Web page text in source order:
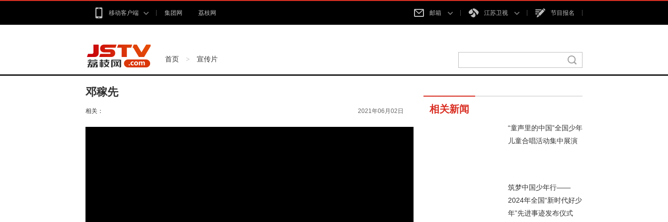
移动客户端 集团网 荔枝网 邮箱 江苏卫视 节目报名
首页 > 宣传片
邓稼先
相关： 2021年06月02日 相关新闻
“童声里的中国”全国少年
儿童合唱活动集中展演
筑梦中国少年行——
2024年全国“新时代好少
年”先进事迹发布仪式